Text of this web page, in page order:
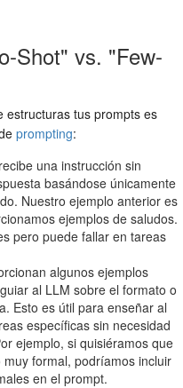
Shot" vs. "Few-
estructuras tus prompts es
prompting:
una instrucción sin
basándose únicamente
Nuestro ejemplo anterior es
ejemplos de saludos.
pero puede fallar en tareas
algunos ejemplos
al LLM sobre el formato o
Esto es útil para enseñar al
específicas sin necesidad
ejemplo, si quisiéramos que
formal, podríamos incluir
en el prompt.